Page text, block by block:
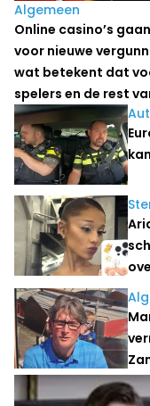
Algemeen
Online casino’s
voor nieuwe
wat betekent dat
spelers en de rest
Nederlandse
kansspelmarkt?
Economie